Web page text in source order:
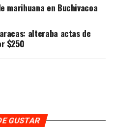
marihuana en Buchivacoa
alteraba actas de
$250
GUSTAR